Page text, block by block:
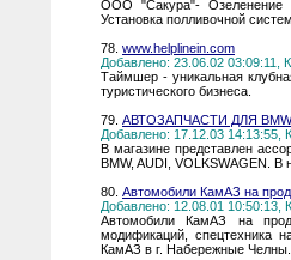
ООО "Сакура"- Озеленение
Установка полливочной
78. www.helplinein.com
Добавлено: 23.06.02 03:09:11,
Таймшер - уникальная
туристического бизнеса.
79. АВТОЗАПЧАСТИ ДЛЯ BMW
Добавлено: 17.12.03 14:13:55,
В магазине представлен
BMW, AUDI, VOLKSWAGEN. В
80. Автомобили КамАЗ на
Добавлено: 12.08.01 10:50:13,
Автомобили КамАЗ на
модификаций, спецтехника
КамАЗ в г. Набережные Челны.